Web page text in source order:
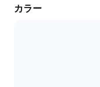
カラー